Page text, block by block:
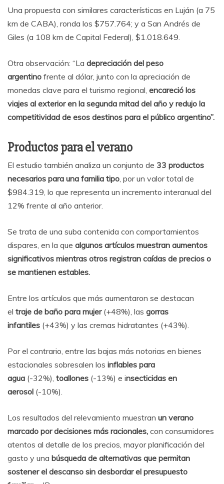
Una propuesta con similares características en Luján (a 75
km de CABA), ronda los $757.764; y a San Andrés de
Giles (a 108 km de Capital Federal), $1.018.649.
Otra observación: “La depreciación del peso
argentino frente al dólar, junto con la apreciación de
monedas clave para el turismo regional, encareció los
viajes al exterior en la segunda mitad del año y redujo la
competitividad de esos destinos para el público argentino”.
Productos para el verano
El estudio también analiza un conjunto de 33 productos
necesarios para una familia tipo, por un valor total de
$984.319, lo que representa un incremento interanual del
12% frente al año anterior.
Se trata de una suba contenida con comportamientos
dispares, en la que algunos artículos muestran aumentos
significativos mientras otros registran caídas de precios o
se mantienen estables.
Entre los artículos que más aumentaron se destacan
el traje de baño para mujer(+48%), las gorras
infantiles (+43%) y las cremas hidratantes (+43%).
Por el contrario, entre las bajas más notorias en bienes
estacionales sobresalen los inflables para
agua (-32%), toallones (-13%) e insecticidas en
aerosol (-10%).
Los resultados del relevamiento muestran un verano
marcado por decisiones más racionales, con consumidores
atentos al detalle de los precios, mayor planificación del
gasto y una búsqueda de alternativas que permitan
sostener el descanso sin desbordar el presupuesto